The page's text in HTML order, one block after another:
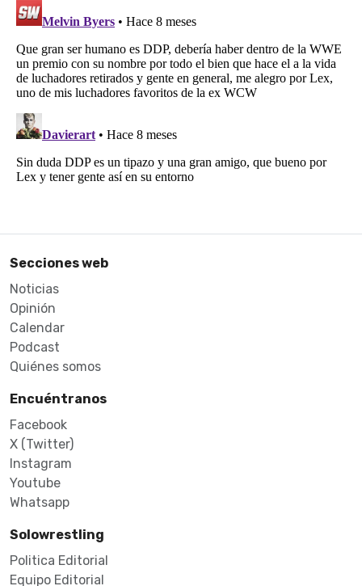
Secciones web
Noticias
Opinión
Calendar
Podcast
Quiénes somos
Encuéntranos
Facebook
X (Twitter)
Instagram
Youtube
Whatsapp
Solowrestling
Politica Editorial
Equipo Editorial